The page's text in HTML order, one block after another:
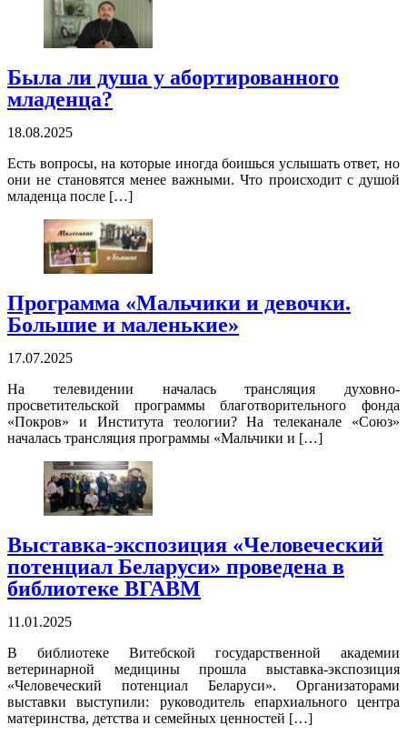
Была ли душа у абортированного
младенца?
18.08.2025
Есть вопросы, на которые иногда боишься услышать ответ, но
они не становятся менее важными. Что происходит с душой
младенца после […]
Программа «Мальчики и девочки.
Большие и маленькие»
17.07.2025
На телевидении началась трансляция духовно-
просветительской программы благотворительного фонда
«Покров» и Института теологии? На телеканале «Союз»
началась трансляция программы «Мальчики и […]
Выставка-экспозиция «Человеческий
потенциал Беларуси» проведена в
библиотеке ВГАВМ
11.01.2025
В библиотеке Витебской государственной академии
ветеринарной медицины прошла выставка-экспозиция
«Человеческий потенциал Беларуси». Организаторами
выставки выступили: руководитель епархиального центра
материнства, детства и семейных ценностей […]